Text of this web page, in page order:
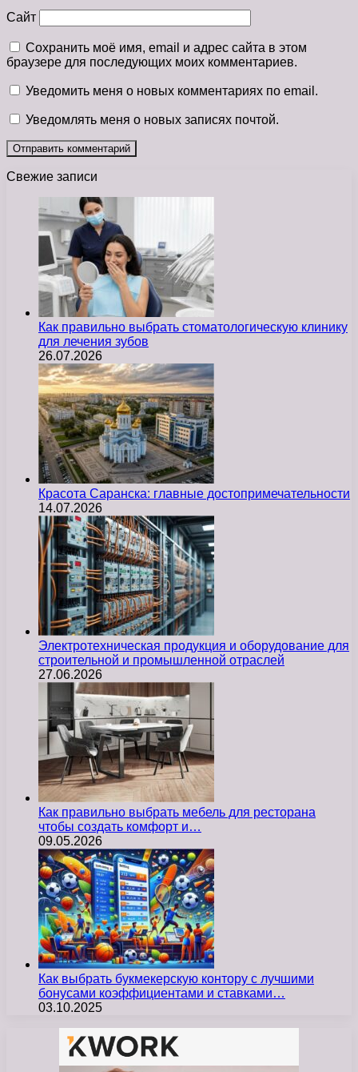
Сайт
Сохранить моё имя, email и адрес сайта в этом
браузере для последующих моих комментариев.
Уведомить меня о новых комментариях по email.
Уведомлять меня о новых записях почтой.
Свежие записи
Как правильно выбрать стоматологическую клинику
для лечения зубов
26.07.2026
Красота Саранска: главные достопримечательности
14.07.2026
Электротехническая продукция и оборудование для
строительной и промышленной отраслей
27.06.2026
Как правильно выбрать мебель для ресторана
чтобы создать комфорт и…
09.05.2026
Как выбрать букмекерскую контору с лучшими
бонусами коэффициентами и ставками…
03.10.2025